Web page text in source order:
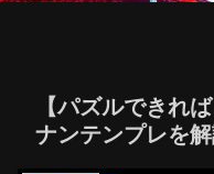
【パズルできれ
ナンテンプレを